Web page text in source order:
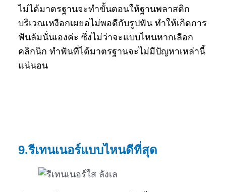
ไม่ได้มาตรฐานจะทำขั้นตอนให้ฐานพลาสติก
บริเวณเหงือกเผยอไม่พอดีกับรูปฟัน ทำให้เกิดการ
ฟันล้มนั่นเองค่ะ ซึ่งไม่ว่าจะแบบไหนหากเลือก
คลิกนิก ทำฟันที่ได้มาตรฐานจะไม่มีปัญหาเหล่านี้
แน่นอน
9.รีเทนเนอร์แบบไหนดีที่สุด